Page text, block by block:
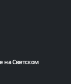
на Светском